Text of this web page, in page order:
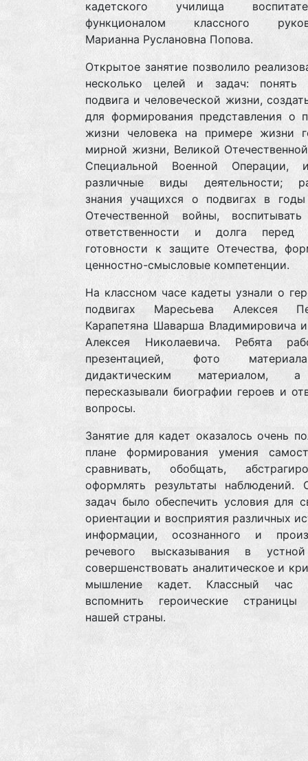
кадетского училища
функционалом классного
Марианна Руслановна Попова.
Открытое занятие позволило
несколько целей и задач: понять
подвига и человеческой жизни,
для формирования представления о
жизни человека на примере жизни
мирной жизни, Великой
Специальной Военной Операции,
различные виды деятельности;
знания учащихся о подвигах в
Отечественной войны,
ответственности и долга перед
готовности к защите Отечества,
ценностно-смысловые компетенции.
На классном часе кадеты узнали о
подвигах Маресьева Алексея
Карапетяна Шаварша Владимировича
Алексея Николаевича. Ребята
презентацией, фото
дидактическим материалом,
пересказывали биографии героев и
вопросы.
Занятие для кадет оказалось очень
плане формирования умения
сравнивать, обобщать,
оформлять результаты наблюдений.
задач было обеспечить условия для
ориентации и восприятия различных
информации, осознанного и
речевого высказывания в
совершенствовать аналитическое и
мышление кадет. Классный час
вспомнить героические страницы
нашей страны.